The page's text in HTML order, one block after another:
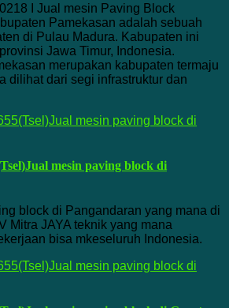
I Jual mesin Paving Block
Pamekasan adalah sebuah
di Pulau Madura. Kabupaten ini
Jawa Timur, Indonesia.
merupakan kabupaten termaju
dilihat dari segi infrastruktur dan
mesin paving block di
block di Pangandaran yang mana di
Mitra JAYA teknik yang mana
bisa mkeseluruh Indonesia.